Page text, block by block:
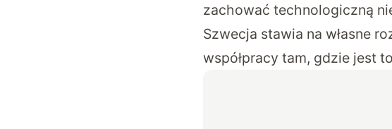
zachować technologiczną
Szwecja stawia na własne
współpracy tam, gdzie jest